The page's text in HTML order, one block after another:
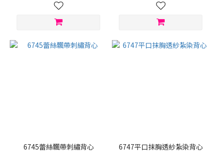
6745蕾絲飄帶刺繡背心 6747平口抹胸透紗紮染背心